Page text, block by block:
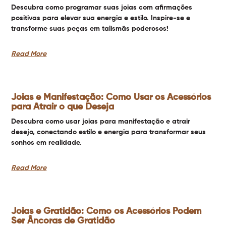
Descubra como programar suas joias com afirmações
positivas para elevar sua energia e estilo. Inspire-se e
transforme suas peças em talismãs poderosos!
Read More
Joias e Manifestação: Como Usar os Acessórios
para Atrair o que Deseja
Descubra como usar joias para manifestação e atrair
desejo, conectando estilo e energia para transformar seus
sonhos em realidade.
Read More
Joias e Gratidão: Como os Acessórios Podem
Ser Âncoras de Gratidão